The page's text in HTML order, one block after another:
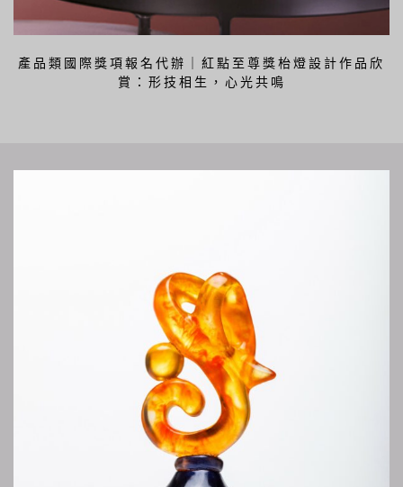
產品類國際獎項報名代辦｜紅點至尊獎枱燈設計作品欣
賞：形技相生，心光共鳴